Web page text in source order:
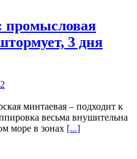
3 дня
минтаевая – подходит к
весьма внушительна
море в зонах [...]